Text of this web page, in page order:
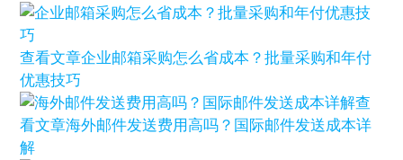
查看文章企业邮箱采购怎么省成本？批量采购和年付
优惠技巧
查
看文章海外邮件发送费用高吗？国际邮件发送成本详
解